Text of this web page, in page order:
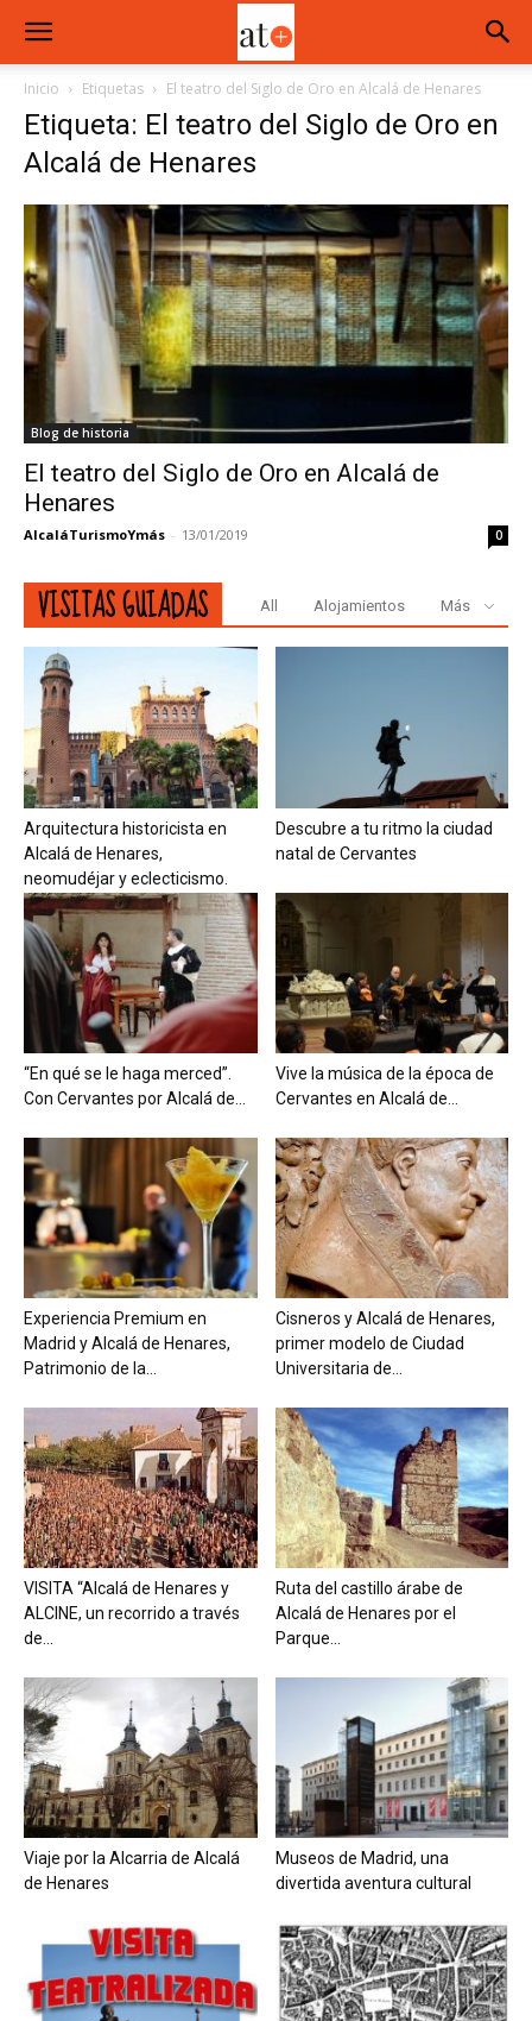
Inicio Etiquetas El teatro del Siglo de Oro en Alcalá de Henares
Etiqueta: El teatro del Siglo de Oro en
Alcalá de Henares
Blog de historia
El teatro del Siglo de Oro en Alcalá de
Henares
AlcaláTurismoYmás - 13/01/2019 0
VISITAS GUIADAS All Alojamientos Más
Arquitectura historicista en
Alcalá de Henares,
neomudéjar y eclecticismo.
Descubre a tu ritmo la ciudad
natal de Cervantes
“En qué se le haga merced”.
Con Cervantes por Alcalá de...
Vive la música de la época de
Cervantes en Alcalá de...
Experiencia Premium en
Madrid y Alcalá de Henares,
Patrimonio de la...
Cisneros y Alcalá de Henares,
primer modelo de Ciudad
Universitaria de...
VISITA “Alcalá de Henares y
ALCINE, un recorrido a través
de...
Ruta del castillo árabe de
Alcalá de Henares por el
Parque...
Viaje por la Alcarria de Alcalá
de Henares
Museos de Madrid, una
divertida aventura cultural